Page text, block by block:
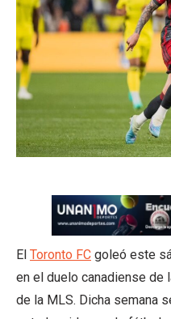
El Toronto FC goleó este
en el duelo canadiense de
de la MLS. Dicha semana